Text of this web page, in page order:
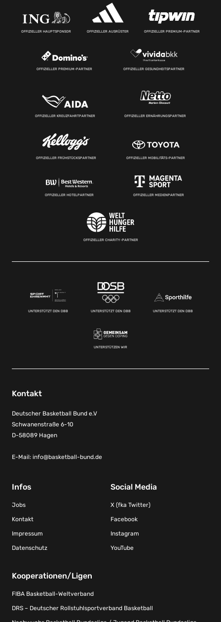
OFFIZIELLER HAUPTSPONSOR OFFIZIELLER AUSRÜSTER OFFIZIELLER PREMIUM-PARTNER
OFFIZIELLER PREMIUM-PARTNER OFFIZIELLER GESUNDHEITSPARTNER
OFFIZIELLER KREUZFAHRTPARTNER OFFIZIELLER ERNÄHRUNGSPARTNER
OFFIZIELLER FRÜHSTÜCKSPARTNER OFFIZIELLER MOBILITÄTS-PARTNER
OFFIZIELLER HOTELPARTNER OFFIZIELLER MEDIENPARTNER
OFFIZIELLER CHARITY-PARTNER
UNTERSTÜTZT DEN DBB UNTERSTÜTZT DEN DBB UNTERSTÜTZT DEN DBB
UNTERSTÜTZEN WIR
Kontakt
Deutscher Basketball Bund e.V
Schwanenstraße 6-10
D-58089 Hagen
E-Mail: info@basketball-bund.de
Infos
Jobs
Kontakt
Impressum
Datenschutz
Social Media
X (fka Twitter)
Facebook
Instagram
YouTube
Kooperationen/Ligen
FIBA Basketball-Weltverband
DRS – Deutscher Rollstuhlsportverband Basketball